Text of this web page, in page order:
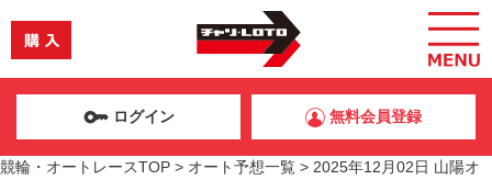
ログイン 無料会員登録
競輪・オートレースTOP > オート予想一覧 > 2025年12月02日 山陽オ